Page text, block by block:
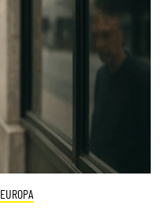
EUROPA